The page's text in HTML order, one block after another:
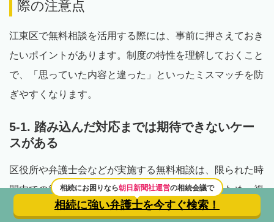
際の注意点
江東区で無料相談を活用する際には、事前に押さえておき
たいポイントがあります。制度の特性を理解しておくこと
で、「思っていた内容と違った」といったミスマッチを防
ぎやすくなります。
5-1. 踏み込んだ対応までは期待できないケー
スがある
区役所や弁護士会などが実施する無料相談は、限られた時
間内での簡易的な助言を目的としています。そのため、複
雑な事情を含む案件については、具体的な解決策まで踏み
相続にお困りなら朝日新聞社運営の相続会議で
相続に強い弁護士を今すぐ検索！